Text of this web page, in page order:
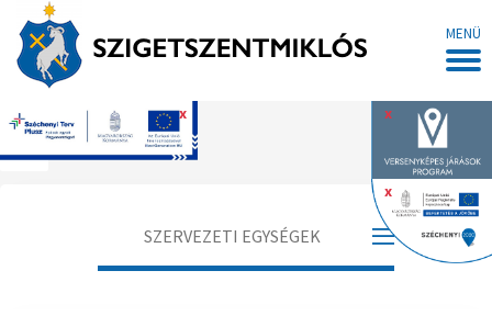
MENÜ
x
x
x
Főoldal
SZERVEZETI EGYSÉGEK